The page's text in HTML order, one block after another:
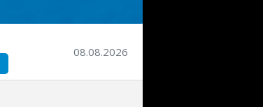
08.08.2026